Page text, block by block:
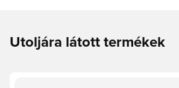
Utoljára látott termékek